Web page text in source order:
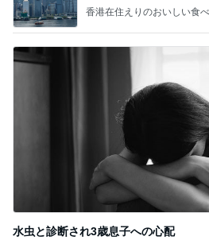
香港在住えりのおいしい食
水虫と診断され3歳息子への心配